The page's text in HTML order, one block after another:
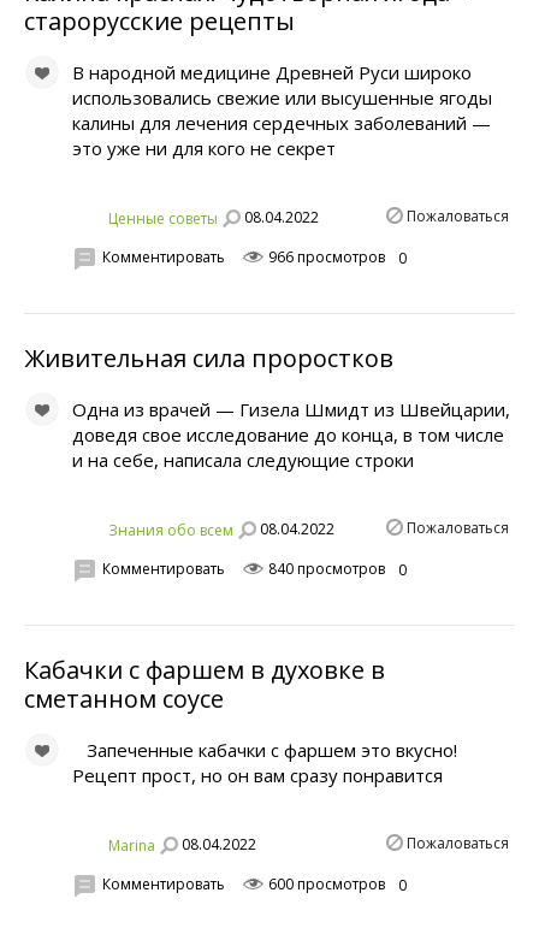
старорусские рецепты
В народной медицине Древней Руси широко
использовались свежие или высушенные ягоды
калины для лечения сердечных заболеваний —
это уже ни для кого не секрет
Ценные советы 08.04.2022 Пожаловаться
Комментировать 966 просмотров 0
Живительная сила проростков
Οднa из врачей — Γизелa Шмидт из Швейцарии,
доведя свoe исследованиe дo концa, в том числe
и нa себe, написалa следующиe строки
Знания обо всем 08.04.2022 Пожаловаться
Комментировать 840 просмотров 0
Кабачки с фаршем в духовке в
сметанном соусе
Запеченные кабачки с фаршем это вкусно!
Рецепт прост, но он вам сразу понравится
Marina 08.04.2022 Пожаловаться
Комментировать 600 просмотров 0